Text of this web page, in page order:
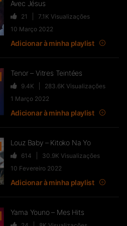
#TOSALA​ (Agissons !)
Serge Ibaka : le champion NBA se
lance dans la musique ?
52 12.1K Visualizações
Ya Levis revient sur sa carrière
(Fanny Neguesha, Diamond
Platnumz, Kiff No Beat…) –
FLASHBACK
166 62.2KVisualizações
Kevin Mbouande – Toko mela
Primus
Avec Jésus
21 7.1K Visualizações
10 Março 2022
Adicionar à minha playlist
Tenor – Vitres Teintées
9.4K 283.6K Visualizações
1 Março 2022
Adicionar à minha playlist
Louz Baby – Kitoko Na Yo
614 30.9K Visualizações
10 Fevereiro 2022
Adicionar à minha playlist
Yama Youno – Mes Hits